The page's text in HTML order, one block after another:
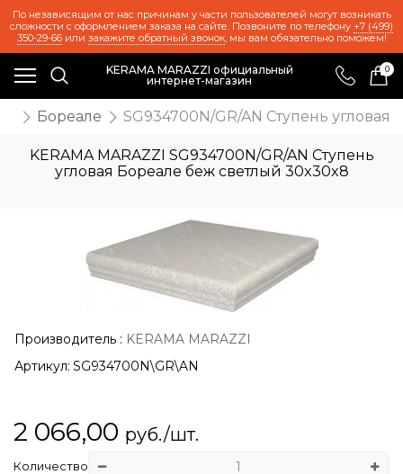
По независящим от нас причинам у части пользователей могут возникать
сложности с оформлением заказа на сайте. Позвоните по телефону +7 (499)
350-29-66или закажите обратный звонок, мы вам обязательно поможем!
KERAMA MARAZZI официальный
интернет-магазин
0
Бореале SG934700N/GR/AN Ступень
KERAMA MARAZZI SG934700N/GR/AN Ступень
угловая Бореале беж светлый 30x30x8
Производитель : KERAMA MARAZZI
Артикул: SG934700N\GR\AN
2 066,00 руб./шт.
Количество